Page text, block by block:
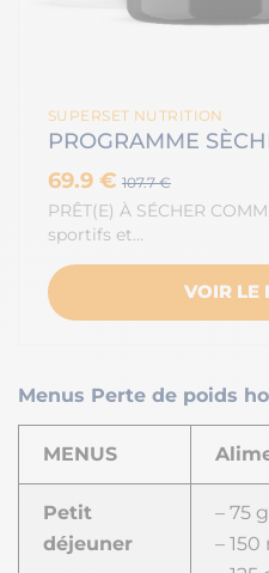
SUPERSET NUTRITION
PROGRAMME
69.9 € 107.7 €
PRÊT(E) À SÉCHER
sportifs et…
VOIR LE
Menus Perte de poids
MENUS
Petit
déjeuner
– 75
–